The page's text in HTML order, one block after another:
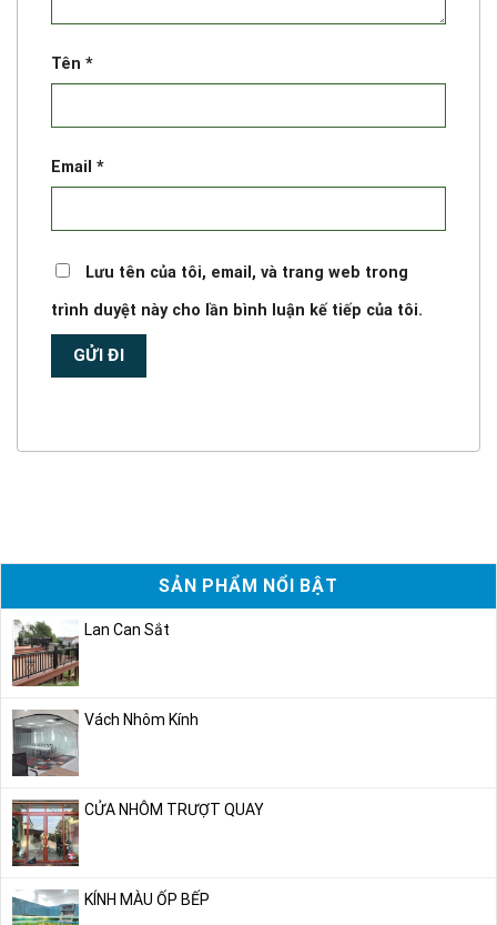
SẢN PHẨM NỔI BẬT
Lan Can Sắt
Vách Nhôm Kính
CỬA NHÔM TRƯỢT QUAY
KÍNH MÀU ỐP BẾP
Tên *
Email *
Lưu tên của tôi, email, và trang web trong
trình duyệt này cho lần bình luận kế tiếp của tôi.